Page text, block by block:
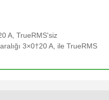
A, TrueRMS'siz
3×0†20 A, ile TrueRMS